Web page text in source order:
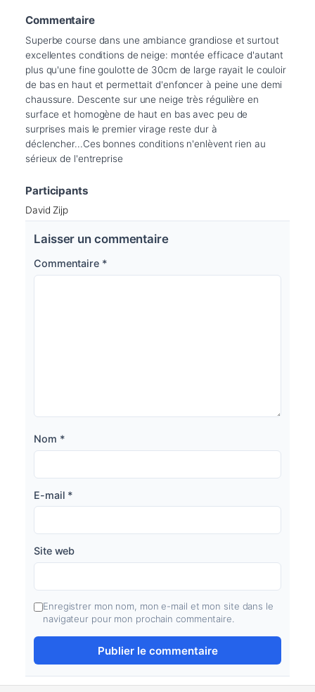
Commentaire
Superbe course dans une ambiance grandiose et surtout
excellentes conditions de neige: montée efficace d'autant
plus qu'une fine goulotte de 30cm de large rayait le couloir
de bas en haut et permettait d'enfoncer à peine une demi
chaussure. Descente sur une neige très régulière en
surface et homogène de haut en bas avec peu de
surprises mais le premier virage reste dur à
déclencher...Ces bonnes conditions n'enlèvent rien au
Participants
David Zijp
Laisser un commentaire
Commentaire *
Nom *
E-mail *
Site web
Enregistrer mon nom, mon e-mail et mon site dans le
navigateur pour mon prochain commentaire.